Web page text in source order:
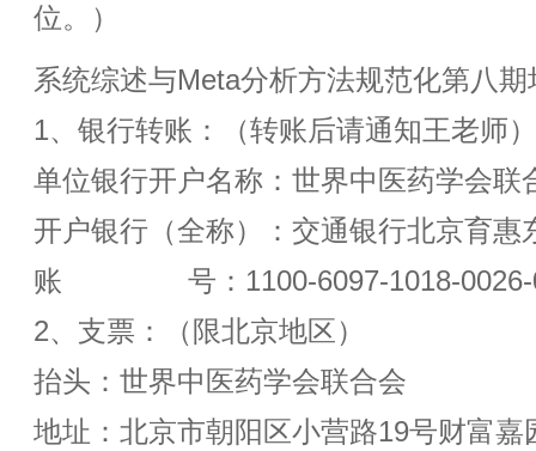
位。）
系统综述与Meta分析方法规范化第八
1、银行转账：（转账后请通知王老师）
单位银行开户名称：世界中医药学会联
开户银行（全称）：交通银行北京育惠
账 号：1100-6097-1018-0026-
2、支票：（限北京地区）
抬头：世界中医药学会联合会
地址：北京市朝阳区小营路19号财富